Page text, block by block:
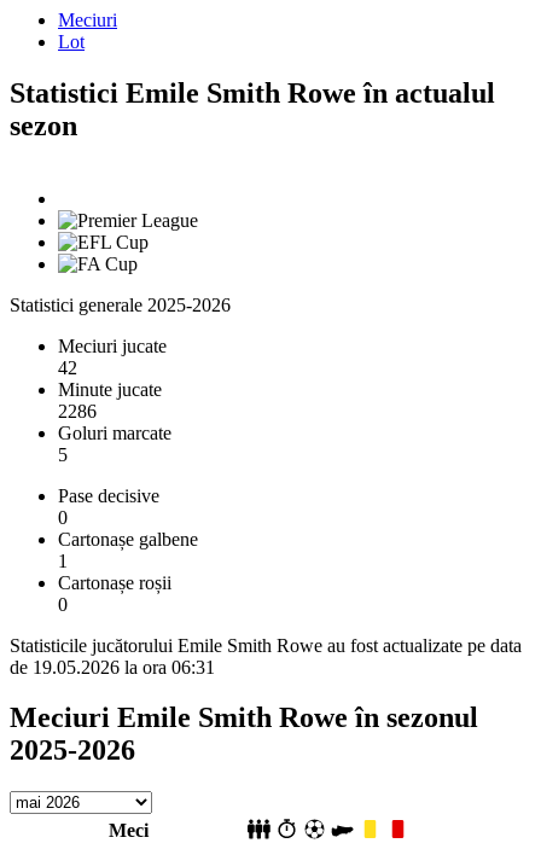
Meciuri
Lot
Statistici Emile Smith Rowe în actualul
sezon
Statistici generale 2025-2026
Meciuri jucate
42
Minute jucate
2286
Goluri marcate
5
Pase decisive
0
Cartonașe galbene
1
Cartonașe roșii
0
Statisticile jucătorului Emile Smith Rowe au fost actualizate pe data
de 19.05.2026 la ora 06:31
Meciuri Emile Smith Rowe în sezonul
2025-2026
Meci